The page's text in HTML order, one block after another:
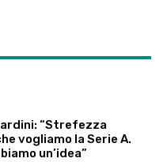
“Strefezza
vogliamo la Serie A.
un’idea”